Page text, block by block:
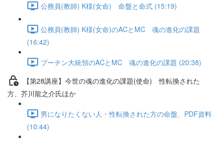
公務員(教師) K様(女命) 命盤と命式 (15:19)
公務員(教師) K様(女命)のACとMC 魂の進化の課題
(16:42)
プーチン大統領のACとMC 魂の進化の課題 (20:38)
【第28講座】今世の魂の進化の課題(使命) 性転換された
方、芥川龍之介氏ほか
男になりたくない人・性転換された方の命盤、PDF資料
(10:44)